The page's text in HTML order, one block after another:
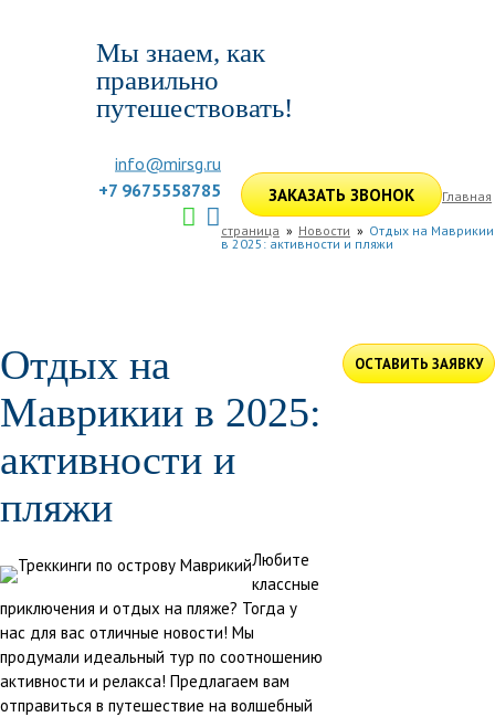
Мы знаем, как
правильно
путешествовать!
info@mirsg.ru
+7 9675558785
ЗАКАЗАТЬ ЗВОНОК
ОСТАВИТЬ ЗАЯВКУ
Главная
страница Новости
Отдых на Маврикии
в 2025: активности и пляжи
Отдых на
Маврикии в 2025:
активности и
пляжи
Любите
классные
приключения и отдых на пляже? Тогда у
нас для вас отличные новости! Мы
продумали идеальный тур по соотношению
активности и релакса! Предлагаем вам
отправиться в путешествие на волшебный